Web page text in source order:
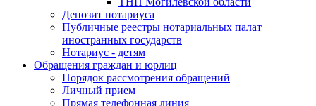
Депозит нотариуса
Публичные реестры нотариальных палат
иностранных государств
Нотариус - детям
Обращения граждан и юрлиц
Порядок рассмотрения обращений
Личный прием
Прямая телефонная линия